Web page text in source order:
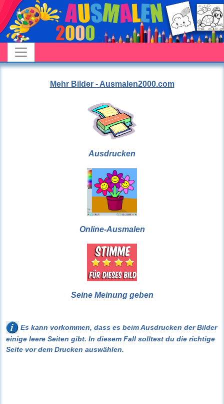
Mehr Bilder - Ausmalen2000.com
Ausdrucken
Online-Ausmalen
Seine Meinung geben
Es kann vorkommen, dass es beim Ausdrucken der Bilder
einige leere Seiten gibt. In diesem Fall solltest du die richtige
Seite vor dem Drucken auswählen.